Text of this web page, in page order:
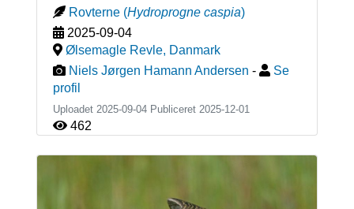
Rovterne (Hydroprogne caspia)
2025-09-04
Ølsemagle Revle, Danmark
Niels Jørgen Hamann Andersen -
Se
profil
Uploadet 2025-09-04 Publiceret 2025-12-01
462